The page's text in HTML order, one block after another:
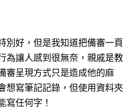
別好，但是我知道把備審一頁
為讓人感到很無奈，親戚是教
審呈現方式只是造成他的麻
想寫筆記記錄，但使用資料夾
寫任何字！